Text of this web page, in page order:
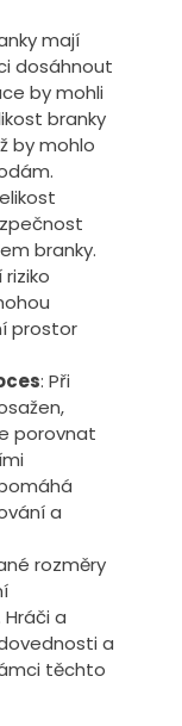
mají
dosáhnout
by mohli
branky
by mohlo
branky.
prostor
: Při
porovnat
a
rozměry
a
a
těchto